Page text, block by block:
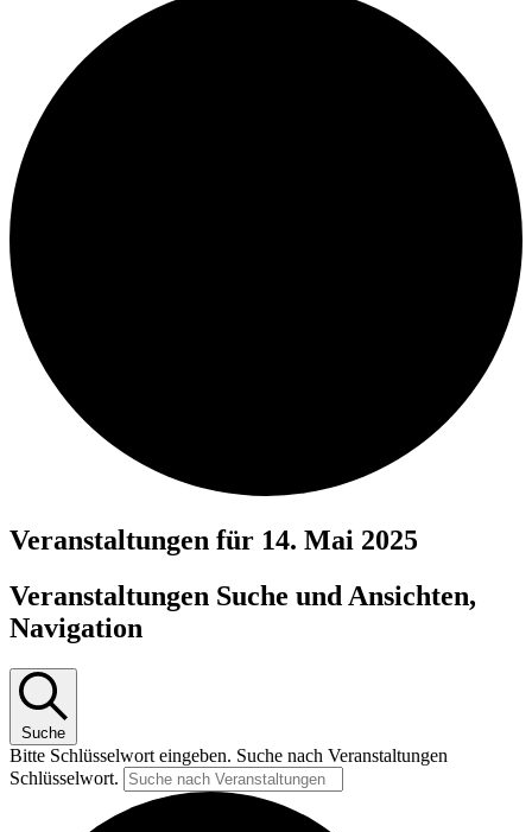
Veranstaltungen für 14. Mai 2025
Veranstaltungen Suche und Ansichten,
Navigation
Suche
Bitte Schlüsselwort eingeben. Suche nach Veranstaltungen
Schlüsselwort.